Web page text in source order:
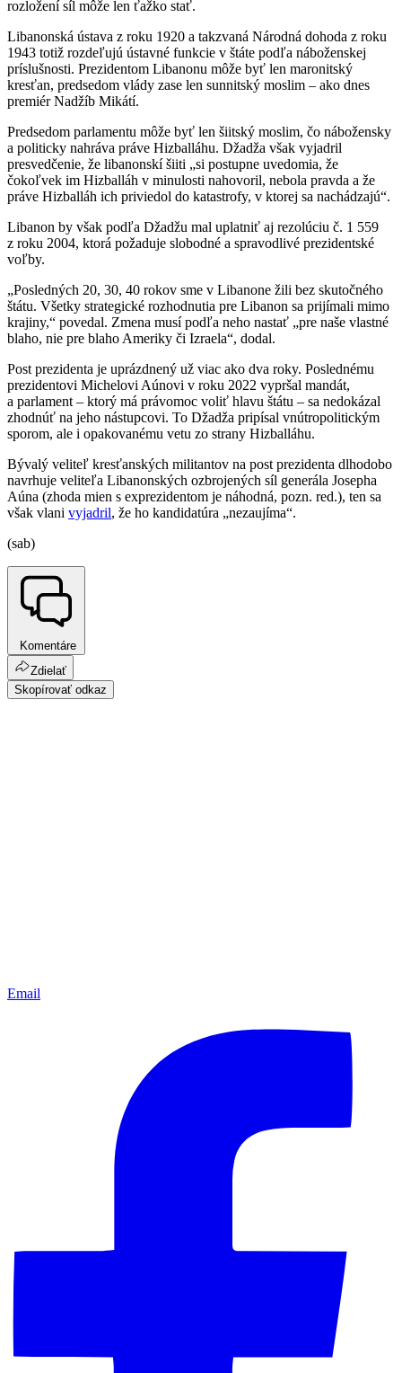
rozložení síl môže len ťažko stať.
Libanonská ústava z roku 1920 a takzvaná Národná dohoda z roku
1943 totiž rozdeľujú ústavné funkcie v štáte podľa náboženskej
príslušnosti. Prezidentom Libanonu môže byť len maronitský
kresťan, predsedom vlády zase len sunnitský moslim – ako dnes
premiér Nadžíb Mikátí.
Predsedom parlamentu môže byť len šiitský moslim, čo nábožensky
a politicky nahráva práve Hizballáhu. Džadža však vyjadril
presvedčenie, že libanonskí šiiti „si postupne uvedomia, že
čokoľvek im Hizballáh v minulosti nahovoril, nebola pravda a že
práve Hizballáh ich priviedol do katastrofy, v ktorej sa nachádzajú“.
Libanon by však podľa Džadžu mal uplatniť aj rezolúciu č. 1 559
z roku 2004, ktorá požaduje slobodné a spravodlivé prezidentské
voľby.
„Posledných 20, 30, 40 rokov sme v Libanone žili bez skutočného
štátu. Všetky strategické rozhodnutia pre Libanon sa prijímali mimo
krajiny,“ povedal. Zmena musí podľa neho nastať „pre naše vlastné
blaho, nie pre blaho Ameriky či Izraela“, dodal.
Post prezidenta je uprázdnený už viac ako dva roky. Poslednému
prezidentovi Michelovi Aúnovi v roku 2022 vypršal mandát,
a parlament – ktorý má právomoc voliť hlavu štátu – sa nedokázal
zhodnúť na jeho nástupcovi. To Džadža pripísal vnútropolitickým
sporom, ale i opakovanému vetu zo strany Hizballáhu.
Bývalý veliteľ kresťanských militantov na post prezidenta dlhodobo
navrhuje veliteľa Libanonských ozbrojených síl generála Josepha
Aúna (zhoda mien s exprezidentom je náhodná, pozn. red.), ten sa
však vlani vyjadril, že ho kandidatúra „nezaujíma“.
(sab)
Komentáre
Zdielať
Skopírovať odkaz
Email